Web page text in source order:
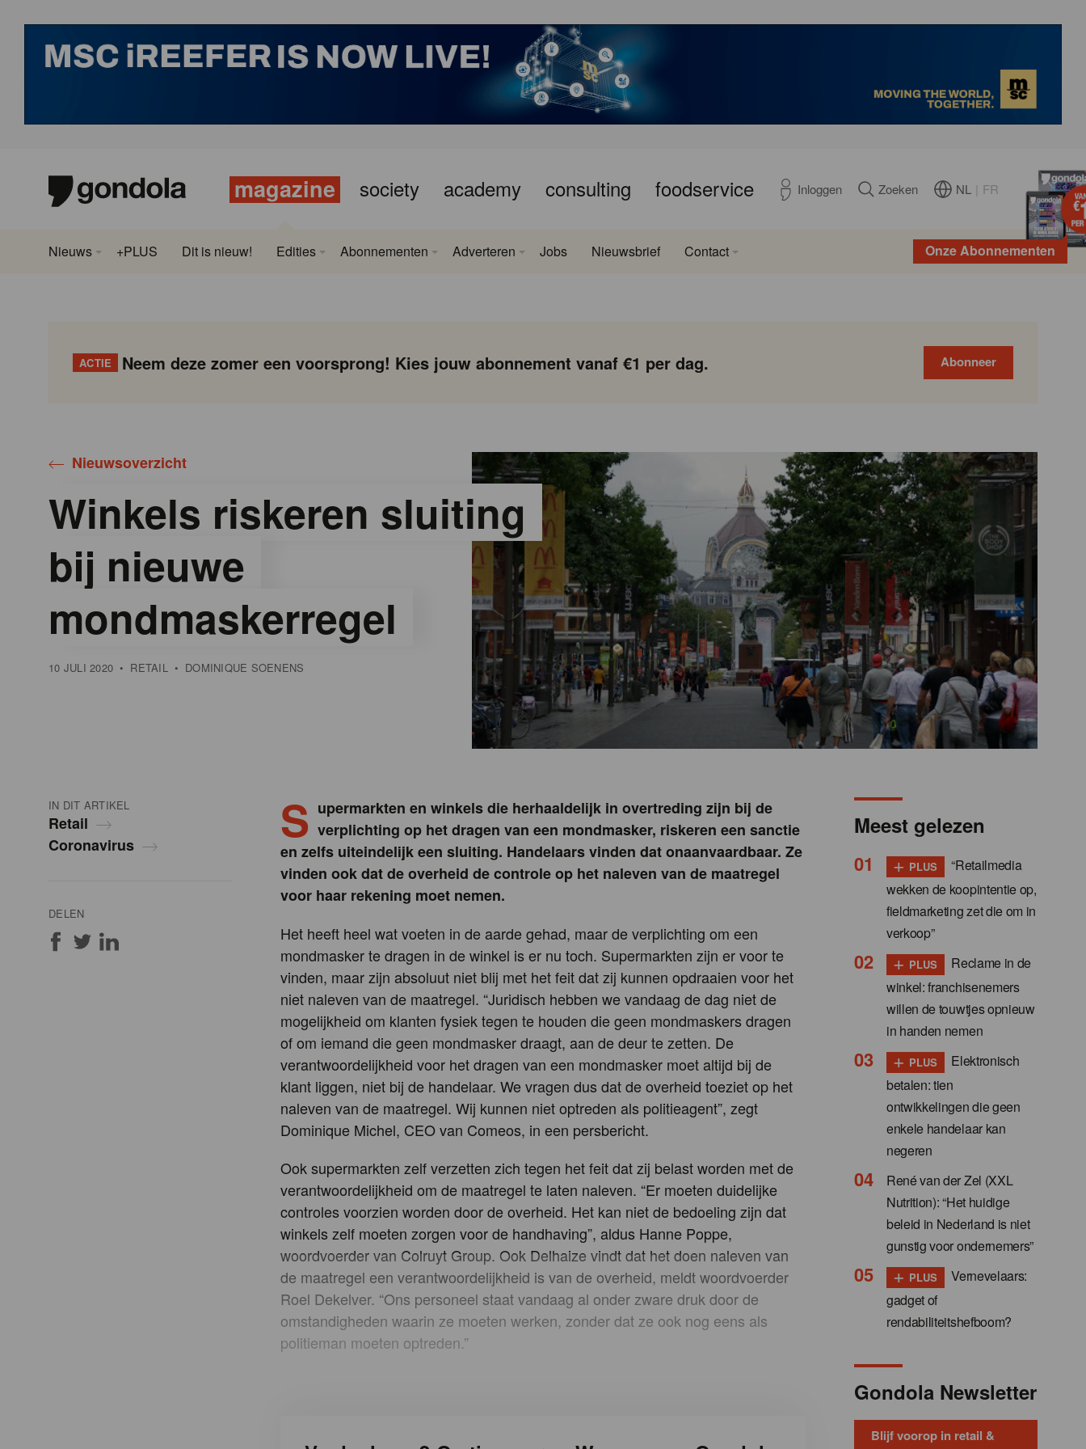
magazine society academy consulting foodservice Inloggen Zoeken NL FR
Onze Abonnementen
Nieuws +PLUS Dit is nieuw! Edities Abonnementen Adverteren Jobs Nieuwsbrief Contact
ACTIE Neem deze zomer een voorsprong! Kies jouw abonnement vanaf €1 per dag. Abonneer
Nieuwsoverzicht
Winkels riskeren sluiting
bij nieuwe
mondmaskerregel
10 JULI 2020 • RETAIL • DOMINIQUE SOENENS
IN DIT ARTIKEL
Retail
Coronavirus
DELEN
S upermarkten en winkels die herhaaldelijk in overtreding zijn bij de
verplichting op het dragen van een mondmasker, riskeren een sanctie
en zelfs uiteindelijk een sluiting. Handelaars vinden dat onaanvaardbaar. Ze
vinden ook dat de overheid de controle op het naleven van de maatregel
voor haar rekening moet nemen.
Het heeft heel wat voeten in de aarde gehad, maar de verplichting om een
mondmasker te dragen in de winkel is er nu toch. Supermarkten zijn er voor te
vinden, maar zijn absoluut niet blij met het feit dat zij kunnen opdraaien voor het
niet naleven van de maatregel. “Juridisch hebben we vandaag de dag niet de
mogelijkheid om klanten fysiek tegen te houden die geen mondmaskers dragen
of om iemand die geen mondmasker draagt, aan de deur te zetten. De
verantwoordelijkheid voor het dragen van een mondmasker moet altijd bij de
klant liggen, niet bij de handelaar. We vragen dus dat de overheid toeziet op het
naleven van de maatregel. Wij kunnen niet optreden als politieagent”, zegt
Dominique Michel, CEO van Comeos, in een persbericht.
Ook supermarkten zelf verzetten zich tegen het feit dat zij belast worden met de
verantwoordelijkheid om de maatregel te laten naleven. “Er moeten duidelijke
controles voorzien worden door de overheid. Het kan niet de bedoeling zijn dat
winkels zelf moeten zorgen voor de handhaving”, aldus Hanne Poppe,
woordvoerder van Colruyt Group. Ook Delhaize vindt dat het doen naleven van
de maatregel een verantwoordelijkheid is van de overheid, meldt woordvoerder
Roel Dekelver. “Ons personeel staat vandaag al onder zware druk door de
omstandigheden waarin ze moeten werken, zonder dat ze ook nog eens als
politieman moeten optreden.”
Meest gelezen
+ PLUS
“Retailmedia
wekken de koopintentie op,
fieldmarketing zet die om in
verkoop”
+ PLUS
Reclame in de
winkel: franchisenemers
willen de touwtjes opnieuw
in handen nemen
+ PLUS
Elektronisch
betalen: tien
ontwikkelingen die geen
enkele handelaar kan
negeren
René van der Zel (XXL
Nutrition): “Het huidige
beleid in Nederland is niet
gunstig voor ondernemers”
+ PLUS
Vernevelaars:
gadget of
rendabiliteitshefboom?
Gondola Newsletter
Blijf voorop in retail &